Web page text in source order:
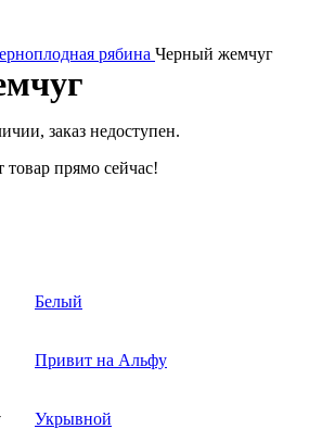
рябина Черный жемчуг
заказ недоступен.
товар прямо сейчас!
Белый
Привит на Альфу
Укрывной